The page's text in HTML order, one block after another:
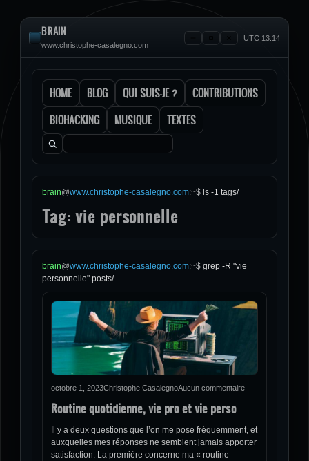
BRAIN
www.christophe-casalegno.com
UTC 13:14
HOME BLOG QUI SUIS-JE ?
CONTRIBUTIONS
BIOHACKING
MUSIQUE TEXTES
Rechercher :
brain@www.christophe-casalegno.com:~$ ls -1 tags/
Tag: vie personnelle
brain@www.christophe-casalegno.com:~$ grep -R "vie
personnelle" posts/
octobre 1, 2023Christophe CasalegnoAucun commentaire
Routine quotidienne, vie pro et vie perso
Il y a deux questions que l’on me pose fréquemment, et
auxquelles mes réponses ne semblent jamais apporter
satisfaction. La première concerne ma « routine